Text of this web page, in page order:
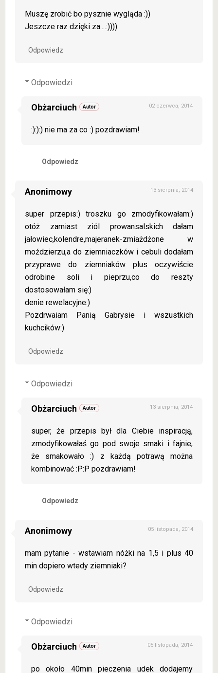
Muszę zrobić bo pysznie wygląda :))
Jeszcze raz dzięki za....:))))
Odpowiedz
Odpowiedzi
Obżarciuch 02 czerwca, 2014
:):):) nie ma za co :) pozdrawiam!
Odpowiedz
Anonimowy 13 sierpnia, 2014
super przepis:) troszku go zmodyfikowałam:)
otóż zamiast ziól prowansalskich dałam
jałowiec,kolendre,majeranek-zmiażdżone w
moździerzu,a do ziemniaczków i cebuli dodałam
przyprawe do ziemniaków plus oczywiście
odrobine soli i pieprzu,co do reszty
dostosowałam się:)
denie rewelacyjne:)
Pozdrwaiam Panią Gabrysie i wszustkich
kuchcików:)
Odpowiedz
Odpowiedzi
Obżarciuch 13 sierpnia, 2014
super, że przepis był dla Ciebie inspiracją,
zmodyfikowałaś go pod swoje smaki i fajnie,
że smakowało :) z każdą potrawą można
kombinować :P:P pozdrawiam!
Odpowiedz
Anonimowy 05 listopada, 2014
mam pytanie - wstawiam nóżki na 1,5 i plus 40
min dopiero wtedy ziemniaki?
Odpowiedz
Odpowiedzi
Obżarciuch 05 listopada, 2014
po około 40min pieczenia udek dodajemy